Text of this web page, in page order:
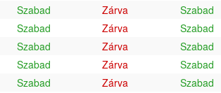
Szabad Zárva Szabad
Szabad Zárva Szabad
Szabad Zárva Szabad
Szabad Zárva Szabad
Szabad Zárva Szabad